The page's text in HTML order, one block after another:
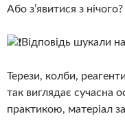
Або з’явитися з нічого?
Відповідь шукали
Терези, колби,
так виглядає сучасна
практикою, матеріал